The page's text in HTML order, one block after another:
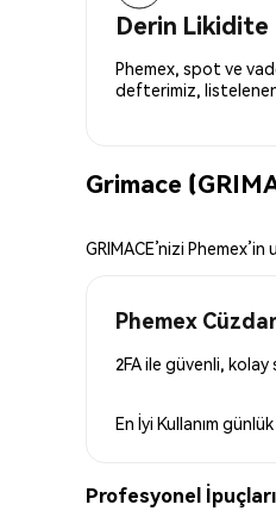
Derin Likidite
Phemex, spot ve
defterimiz,
Grimace
GRIMACE’nizi
Phemex
2FA ile güvenli, kolay
En İyi Kullanım günlük
Profesyonel